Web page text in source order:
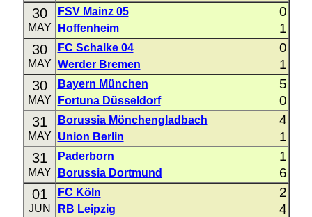
30
MAY
FSV Mainz 05 0
Hoffenheim 1
30
MAY
FC Schalke 04 0
Werder Bremen 1
30
MAY
Bayern München 5
Fortuna Düsseldorf 0
31
MAY
Borussia Mönchengladbach 4
Union Berlin 1
31
MAY
Paderborn 1
Borussia Dortmund 6
01
JUN
FC Köln 2
RB Leipzig 4